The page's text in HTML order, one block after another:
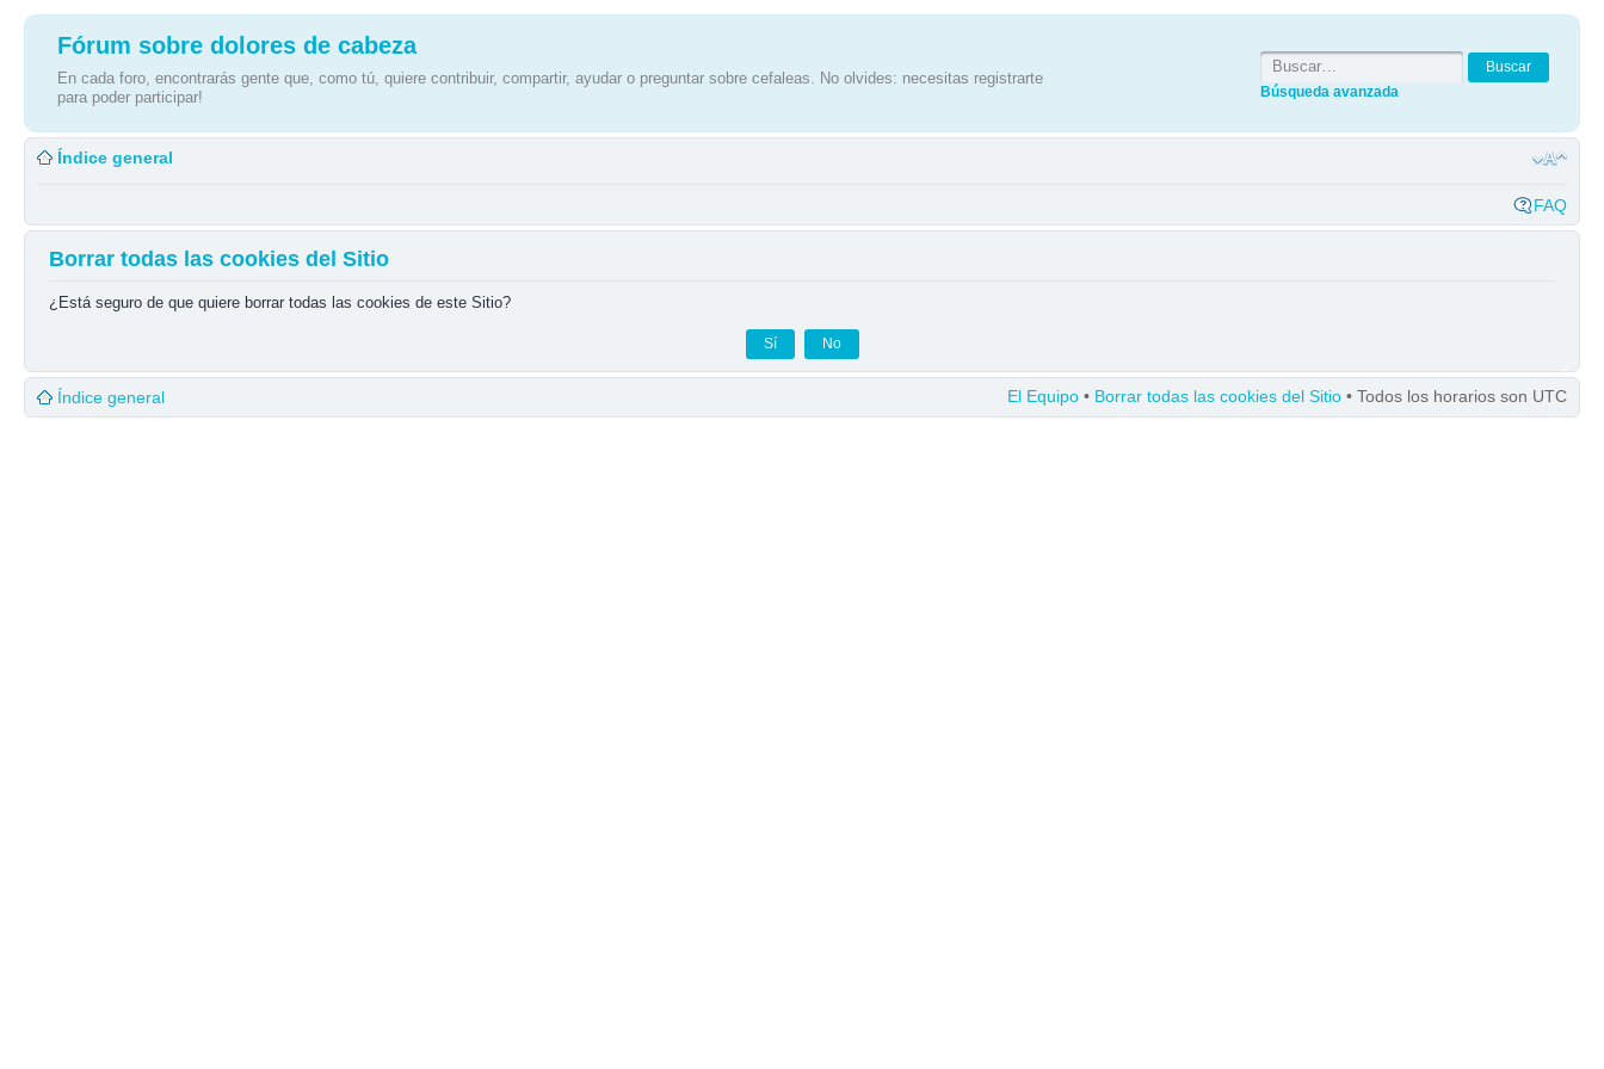
Fórum sobre dolores de cabeza
En cada foro, encontrarás gente que, como tú, quiere contribuir, compartir, ayudar o preguntar sobre cefaleas. No olvides: necesitas registrarte
para poder participar!
Búsqueda avanzada
Índice general
FAQ
Borrar todas las cookies del Sitio
¿Está seguro de que quiere borrar todas las cookies de este Sitio?
Índice general El Equipo • Borrar todas las cookies del Sitio • Todos los horarios son UTC